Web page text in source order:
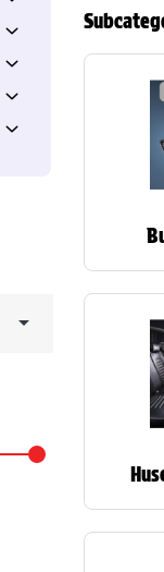
